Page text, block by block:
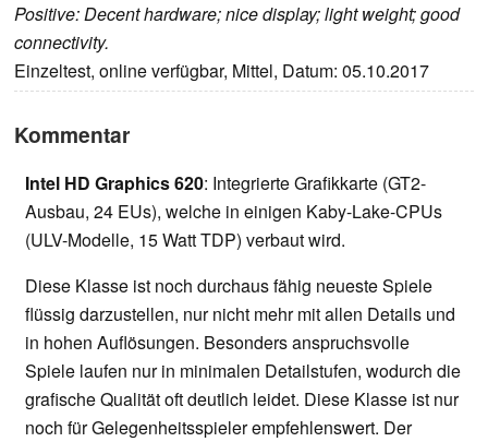
Positive: Decent hardware; nice display; light weight; good
connectivity.
Einzeltest, online verfügbar, Mittel, Datum: 05.10.2017
Kommentar
Intel HD Graphics 620: Integrierte Grafikkarte (GT2-
Ausbau, 24 EUs), welche in einigen Kaby-Lake-CPUs
(ULV-Modelle, 15 Watt TDP) verbaut wird.
Diese Klasse ist noch durchaus fähig neueste Spiele
flüssig darzustellen, nur nicht mehr mit allen Details und
in hohen Auflösungen. Besonders anspruchsvolle
Spiele laufen nur in minimalen Detailstufen, wodurch die
grafische Qualität oft deutlich leidet. Diese Klasse ist nur
noch für Gelegenheitsspieler empfehlenswert. Der